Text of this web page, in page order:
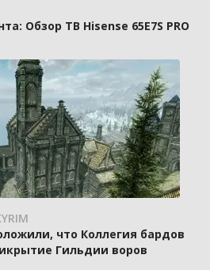
Обзор ТВ Hisense 65E7S PRO
что Коллегия бардов
Гильдии воров